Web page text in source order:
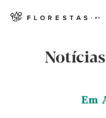
Em